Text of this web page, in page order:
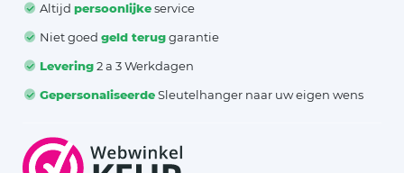
Altijdpersoonlijkeservice
Niet goedgeld teruggarantie
Levering2 a 3 Werkdagen
GepersonaliseerdeSleutelhanger naar uw eigen wens